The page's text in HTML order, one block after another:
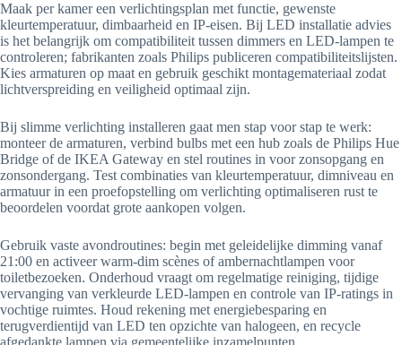
Maak per kamer een verlichtingsplan met functie, gewenste
kleurtemperatuur, dimbaarheid en IP-eisen. Bij LED installatie advies
is het belangrijk om compatibiliteit tussen dimmers en LED-lampen te
controleren; fabrikanten zoals Philips publiceren compatibiliteitslijsten.
Kies armaturen op maat en gebruik geschikt montagemateriaal zodat
lichtverspreiding en veiligheid optimaal zijn.
Bij slimme verlichting installeren gaat men stap voor stap te werk:
monteer de armaturen, verbind bulbs met een hub zoals de Philips Hue
Bridge of de IKEA Gateway en stel routines in voor zonsopgang en
zonsondergang. Test combinaties van kleurtemperatuur, dimniveau en
armatuur in een proefopstelling om verlichting optimaliseren rust te
beoordelen voordat grote aankopen volgen.
Gebruik vaste avondroutines: begin met geleidelijke dimming vanaf
21:00 en activeer warm-dim scènes of ambernachtlampen voor
toiletbezoeken. Onderhoud vraagt om regelmatige reiniging, tijdige
vervanging van verkleurde LED-lampen en controle van IP-ratings in
vochtige ruimtes. Houd rekening met energiebesparing en
terugverdientijd van LED ten opzichte van halogeen, en recycle